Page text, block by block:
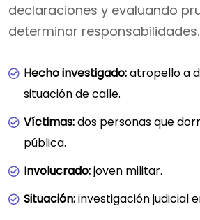
declaraciones y evaluando
determinar responsabilidades.
Hecho investigado:atropello a
situación de calle.
Víctimas:dos personas que
pública.
Involucrado:joven militar.
Situación:investigación judicial